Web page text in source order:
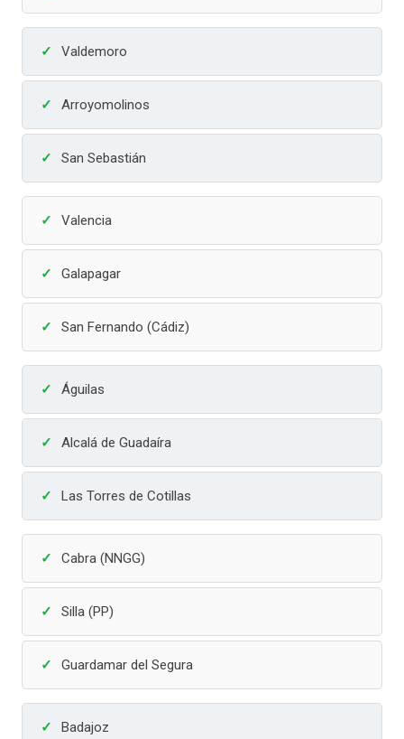
Valdemoro
Arroyomolinos
San Sebastián
Valencia
Galapagar
San Fernando (Cádiz)
Águilas
Alcalá de Guadaíra
Las Torres de Cotillas
Cabra (NNGG)
Silla (PP)
Guardamar del Segura
Badajoz